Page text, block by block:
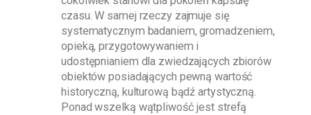
czasu. W samej rzeczy zajmuje się
systematycznym badaniem, gromadzeniem,
opieką, przygotowywaniem i
udostępnianiem dla zwiedzających zbiorów
obiektów posiadających pewną wartość
historyczną, kulturową bądź artystyczną.
Ponad wszelką wątpliwość jest strefą